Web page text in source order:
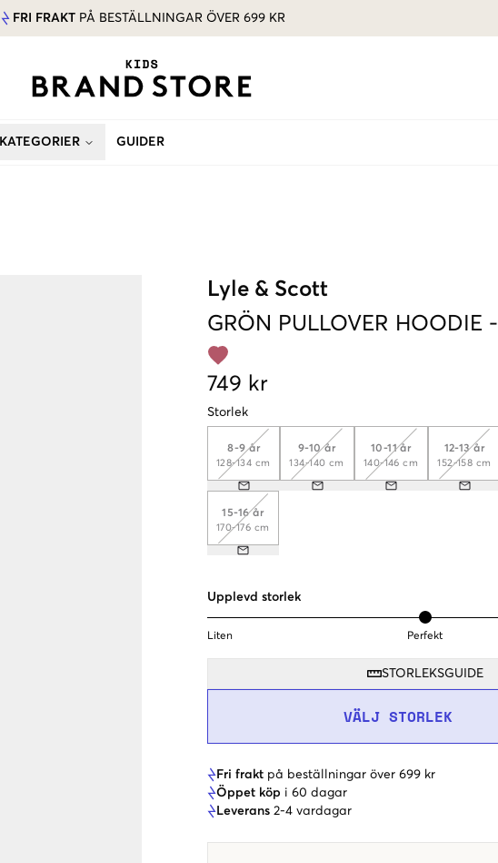
FRI FRAKT PÅ BESTÄLLNINGAR ÖVER 699 KR
KATEGORIER GUIDER
Lyle & Scott
GRÖN
PULLOVER HOODIE -
749 kr
Storlek
8-9 år
128-134 cm
9-10 år
134-140 cm
10-11 år
140-146 cm
12-13 år
152-158 cm
15-16 år
170-176 cm
Upplevd storlek
Liten Perfekt
STORLEKSGUIDE
VÄLJ STORLEK
Fri frakt på beställningar över 699 kr
Öppet köp i 60 dagar
Leverans 2-4 vardagar